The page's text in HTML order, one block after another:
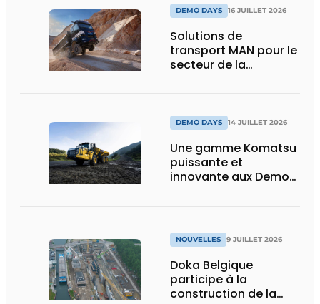
DEMO DAYS 16 JUILLET 2026
Solutions de
transport MAN pour le
secteur de la
DEMO DAYS 14 JUILLET 2026
Une gamme Komatsu
puissante et
innovante aux Demo
NOUVELLES 9 JUILLET 2026
Doka Belgique
participe à la
construction de la